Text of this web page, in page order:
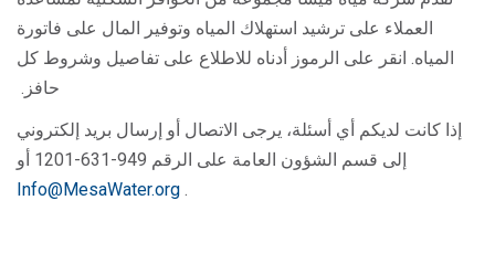
العملاء على ترشيد استهلاك المياه وتوفير المال على فاتورة
المياه. انقر على الرموز أدناه للاطلاع على تفاصيل وشروط كل
حافز.
إذا كانت لديكم أي أسئلة، يرجى الاتصال أو إرسال بريد إلكتروني
إلى قسم الشؤون العامة على الرقم 949-631-1201 أو
Info@MesaWater.org